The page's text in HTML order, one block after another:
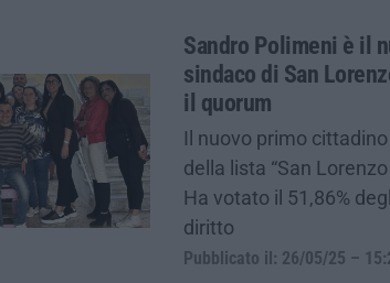
Sandro Polimeni è il
sindaco di San
il quorum
Il nuovo primo
della lista “San Lorenzo
Ha votato il 51,86%
diritto
Pubblicato il: 26/05/25 –